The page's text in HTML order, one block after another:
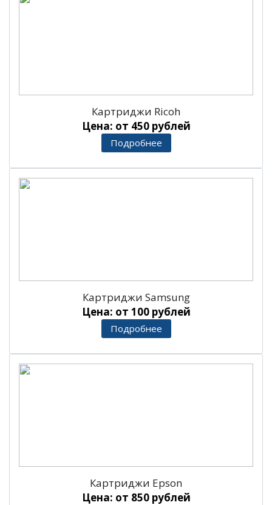
Картриджи Ricoh
Цена: от 450 рублей
Подробнее
Картриджи Samsung
Цена: от 100 рублей
Подробнее
Картриджи Epson
Цена: от 850 рублей